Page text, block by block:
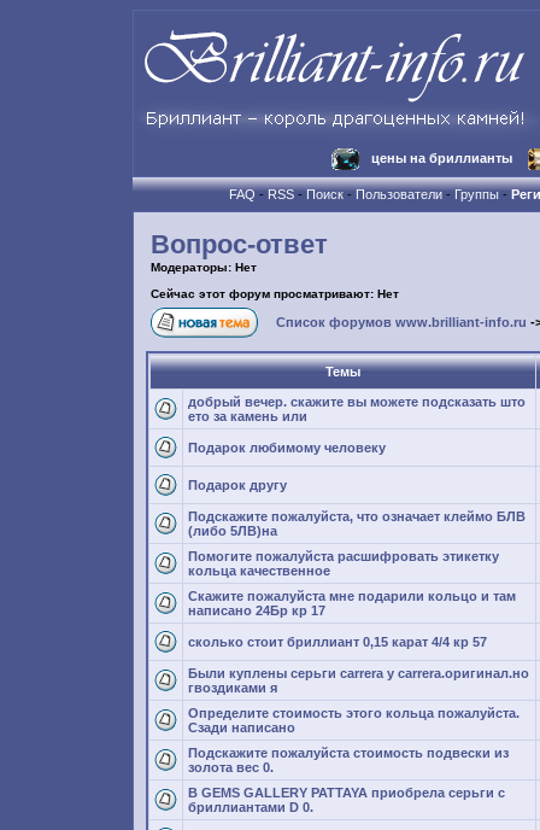
цены на бриллианты
FAQ-RSS-Поиск-Пользователи-Группы-
Вопрос-ответ
Модераторы: Нет
Сейчас этот форум просматривают: Нет
Список форумов www.brilliant-info.ru -
Темы
добрый вечер. скажите вы можете подсказать што
ето за камень или
Подарок любимому человеку
Подарок другу
Подскажите пожалуйста, что означает клеймо БЛВ
(либо 5ЛВ)на
Помогите пожалуйста расшифровать этикетку
кольца качественное
Cкажите пожалуйста мне подарили кольцо и там
написано 24Бр кр 17
сколько стоит бриллиант 0,15 карат 4/4 кр 57
Были куплены серьги carrera y carrera.оригинал.но
гвоздиками я
Определите стоимость этого кольца пожалуйста.
Сзади написано
Подскажите пожалуйста стоимость подвески из
золота вес 0.
В GEMS GALLERY PATTAYA приобрела серьги с
бриллиантами D 0.